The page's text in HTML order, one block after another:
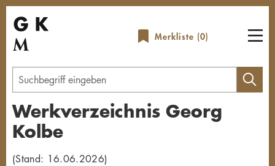
Direkt
zum
Inhalt
Merkliste (0)
Geben
Sie
einen
Suchbegriff
Werkverzeichnis Georg
Kolbe
(Stand: 16.06.2026)